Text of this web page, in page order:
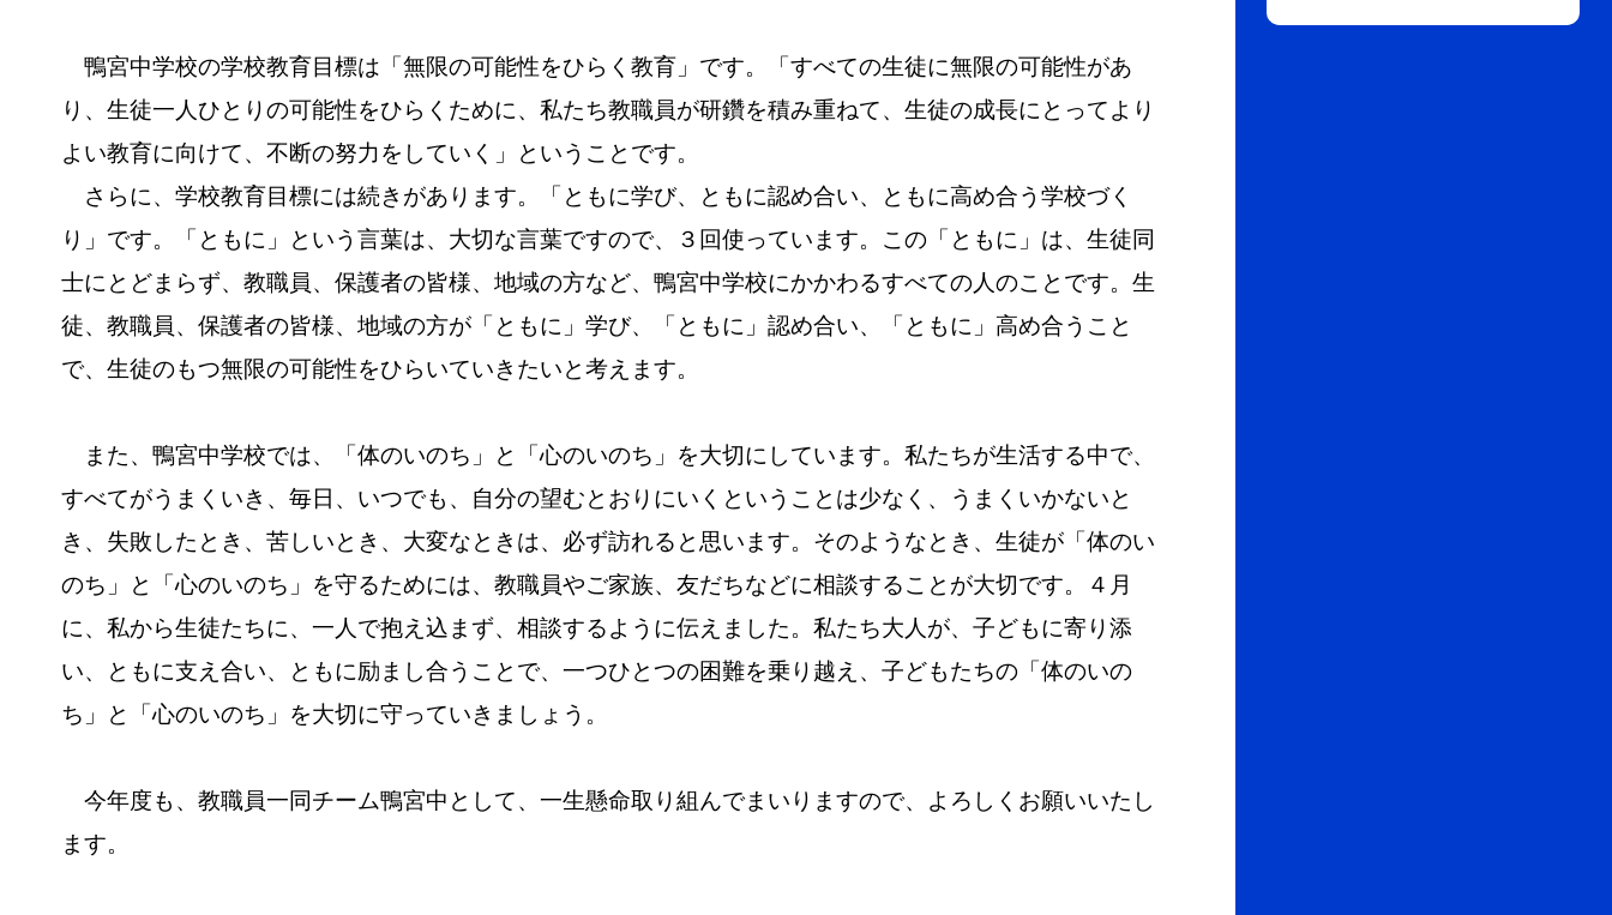
鴨宮中学校の学校教育目標は「無限の可能性をひらく教育」です。「すべての生徒に無限の可能性があ
り、生徒一人ひとりの可能性をひらくために、私たち教職員が研鑽を積み重ねて、生徒の成長にとってより
よい教育に向けて、不断の努力をしていく」ということです。
さらに、学校教育目標には続きがあります。「ともに学び、ともに認め合い、ともに高め合う学校づく
り」です。「ともに」という言葉は、大切な言葉ですので、３回使っています。この「ともに」は、生徒同
士にとどまらず、教職員、保護者の皆様、地域の方など、鴨宮中学校にかかわるすべての人のことです。生
徒、教職員、保護者の皆様、地域の方が「ともに」学び、「ともに」認め合い、「ともに」高め合うこと
で、生徒のもつ無限の可能性をひらいていきたいと考えます。
また、鴨宮中学校では、「体のいのち」と「心のいのち」を大切にしています。私たちが生活する中で、
すべてがうまくいき、毎日、いつでも、自分の望むとおりにいくということは少なく、うまくいかないと
き、失敗したとき、苦しいとき、大変なときは、必ず訪れると思います。そのようなとき、生徒が「体のい
のち」と「心のいのち」を守るためには、教職員やご家族、友だちなどに相談することが大切です。４月
に、私から生徒たちに、一人で抱え込まず、相談するように伝えました。私たち大人が、子どもに寄り添
い、ともに支え合い、ともに励まし合うことで、一つひとつの困難を乗り越え、子どもたちの「体のいの
ち」と「心のいのち」を大切に守っていきましょう。
今年度も、教職員一同チーム鴨宮中として、一生懸命取り組んでまいりますので、よろしくお願いいたし
ます。